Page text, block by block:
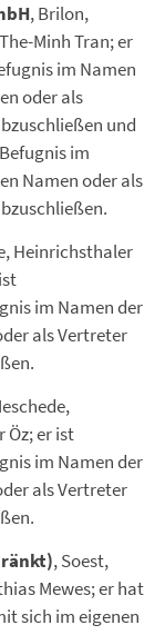
, Brilon,
Minh Tran; er
im Namen
oder als
und
im
Namen oder als
Heinrichsthaler
im Namen der
als Vertreter
Öz; er ist
im Namen der
als Vertreter
, Soest,
Mewes; er hat
sich im eigenen